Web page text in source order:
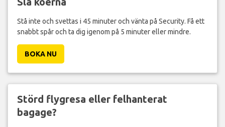
Stå inte och svettas i 45 minuter och vänta på Security. Få ett
snabbt spår och ta dig igenom på 5 minuter eller mindre.
BOKA NU
Störd flygresa eller felhanterat
bagage?